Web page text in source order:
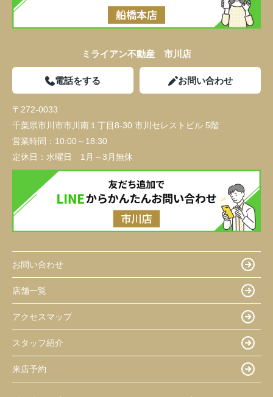
ミライアン不動産 市川店
電話をする お問い合わせ
〒272-0033
千葉県市川市市川南１丁目8-30 市川セレストビル 5階
営業時間： 10:00～18:30
定休日： 水曜日 1月～3月無休
お問い合わせ
店舗一覧
アクセスマップ
スタッフ紹介
来店予約